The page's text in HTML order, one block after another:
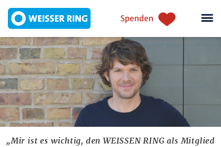
Spenden
„Mir ist es wichtig, den WEISSEN RING als Mitglied